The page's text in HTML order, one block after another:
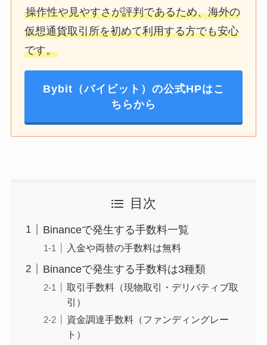
操作性や見やすさが評判であるため、海外の
仮想通貨取引所を初めて利用する方でも安心
です。
Bybit（バイビット）の公式HPはこ
ちらから
目次
Binanceで発生する手数料一覧
入金や両替の手数料は無料
Binanceで発生する手数料は3種類
取引手数料（現物取引・デリバティブ取
引）
資金調達手数料（ファンディングレー
ト）